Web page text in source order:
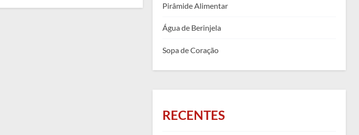
Pirâmide Alimentar
Água de Berinjela
Sopa de Coração
RECENTES